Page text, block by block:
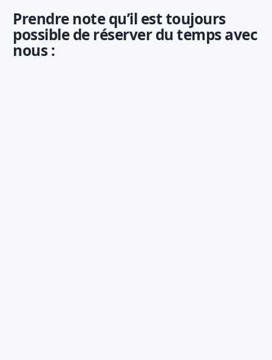
Prendre note qu’il est toujours
possible de réserver du temps avec
nous :